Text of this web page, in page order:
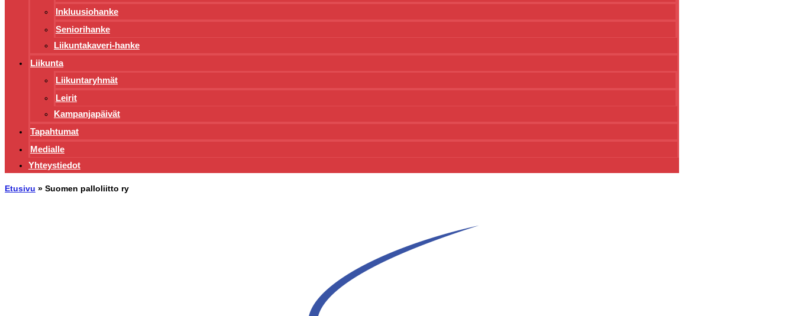
Inkluusiohanke
Seniorihanke
Liikuntakaveri-hanke
Liikunta
Liikuntaryhmät
Leirit
Kampanjapäivät
Tapahtumat
Medialle
Yhteystiedot
Etusivu » Suomen palloliitto ry